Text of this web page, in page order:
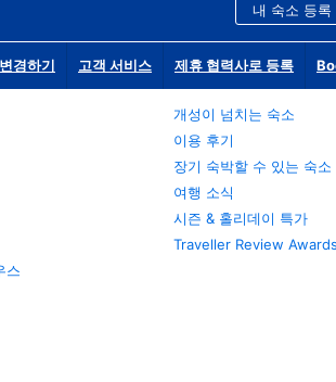
내 숙소 등록
경하기 고객 서비스 제휴 협력사로 등록
스
개성이 넘치는 숙소
이용 후기
장기 숙박할 수 있는 숙소
여행 소식
시즌 & 홀리데이 특가
Traveller Review Awards